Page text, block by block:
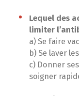
Lequel des
limiter
a) Se faire
b) Se laver
c) Donner
soigner